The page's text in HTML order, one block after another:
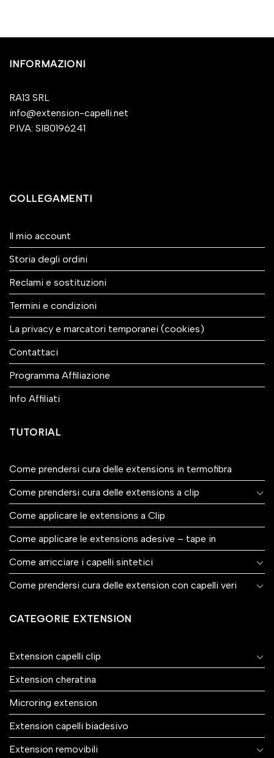
INFORMAZIONI
RA13 SRL
info@extension-capelli.net
P.IVA: SI80196241
COLLEGAMENTI
Il mio account
Storia degli ordini
Reclami e sostituzioni
Termini e condizioni
La privacy e marcatori temporanei (cookies)
Contattaci
Programma Affiliazione
Info Affiliati
TUTORIAL
Come prendersi cura delle extensions in termofibra
Come prendersi cura delle extensions a clip
Come applicare le extensions a Clip
Come applicare le extensions adesive – tape in
Come arricciare i capelli sintetici
Come prendersi cura delle extension con capelli veri
CATEGORIE EXTENSION
Extension capelli clip
Extension cheratina
Microring extension
Extension capelli biadesivo
Extension removibili